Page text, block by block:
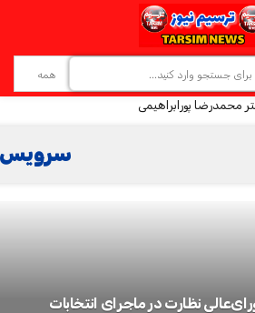
محمدرضا پورابراهیمی
سرویس
نظارت در ماجرای انتخابات